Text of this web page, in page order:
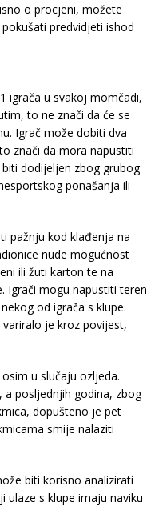
o procjeni, možete
predvidjeti ishod
igrača u svakoj momčadi,
to ne znači da će se
Igrač može dobiti dva
znači da mora napustiti
dodijeljen zbog grubog
ponašanja ili
pažnju kod klađenja na
nude mogućnost
ili žuti karton te na
Igrači mogu napustiti teren
od igrača s klupe.
je kroz povijest,
u slučaju ozljeda.
posljednjih godina, zbog
dopušteno je pet
smije nalaziti
biti korisno analizirati
ulaze s klupe imaju naviku